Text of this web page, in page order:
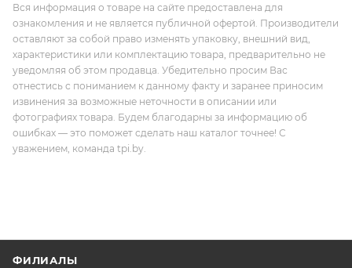
Вся информация о товаре на сайте предоставлена для
ознакомления и не является публичной офертой. Производители
оставляют за собой право изменять упаковку, внешний вид,
характеристики или комплектацию товара, предварительно не
уведомляя об этом продавца. Убедительно просим Вас
отнестись с пониманием к данному факту и заранее приносим
извинения за возможные неточности в описании или
фотографиях товара. Будем благодарны за информацию об
ошибках — это поможет сделать наш каталог точнее! С
уважением, команда tpi.by.
ФИЛИАЛЫ